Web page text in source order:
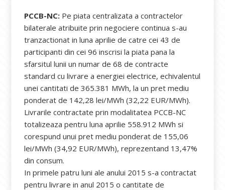
PCCB-NC: Pe piata centralizata a contractelor
bilaterale atribuite prin negociere continua s-au
tranzactionat in luna aprilie de catre cei 43 de
participanti din cei 96 inscrisi la piata pana la
sfarsitul lunii un numar de 68 de contracte
standard cu livrare a energiei electrice, echivalentul
unei cantitati de 365.381 MWh, la un pret mediu
ponderat de 142,28 lei/MWh (32,22 EUR/MWh).
Livrarile contractate prin modalitatea PCCB-NC
totalizeaza pentru luna aprilie 558.912 MWh si
corespund unui pret mediu ponderat de 155,06
lei/MWh (34,92 EUR/MWh), reprezentand 13,47%
din consum.
In primele patru luni ale anului 2015 s-a contractat
pentru livrare in anul 2015 o cantitate de